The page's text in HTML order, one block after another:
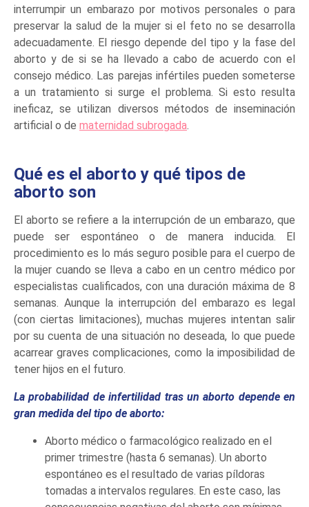
interrumpir un embarazo por motivos personales o para
preservar la salud de la mujer si el feto no se desarrolla
adecuadamente. El riesgo depende del tipo y la fase del
aborto y de si se ha llevado a cabo de acuerdo con el
consejo médico. Las parejas infértiles pueden someterse
a un tratamiento si surge el problema. Si esto resulta
ineficaz, se utilizan diversos métodos de inseminación
artificial o de maternidad subrogada.
Qué es el aborto y qué tipos de
aborto son
El aborto se refiere a la interrupción de un embarazo, que
puede ser espontáneo o de manera inducida. El
procedimiento es lo más seguro posible para el cuerpo de
la mujer cuando se lleva a cabo en un centro médico por
especialistas cualificados, con una duración máxima de 8
semanas. Aunque la interrupción del embarazo es legal
(con ciertas limitaciones), muchas mujeres intentan salir
por su cuenta de una situación no deseada, lo que puede
acarrear graves complicaciones, como la imposibilidad de
tener hijos en el futuro.
La probabilidad de infertilidad tras un aborto depende en
gran medida del tipo de aborto:
Aborto médico o farmacológico realizado en el
primer trimestre (hasta 6 semanas). Un aborto
espontáneo es el resultado de varias píldoras
tomadas a intervalos regulares. En este caso, las